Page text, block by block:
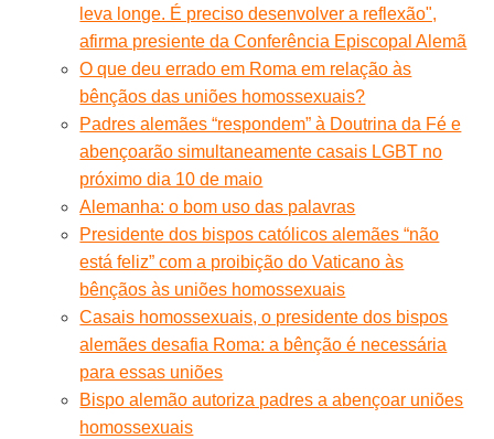
leva longe. É preciso desenvolver a reflexão",
afirma presiente da Conferência Episcopal Alemã
O que deu errado em Roma em relação às
bênçãos das uniões homossexuais?
Padres alemães “respondem” à Doutrina da Fé e
abençoarão simultaneamente casais LGBT no
próximo dia 10 de maio
Alemanha: o bom uso das palavras
Presidente dos bispos católicos alemães “não
está feliz” com a proibição do Vaticano às
bênçãos às uniões homossexuais
Casais homossexuais, o presidente dos bispos
alemães desafia Roma: a bênção é necessária
para essas uniões
Bispo alemão autoriza padres a abençoar uniões
homossexuais